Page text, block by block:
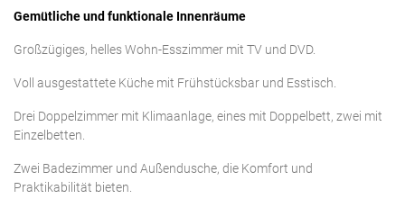
Gemütliche und funktionale Innenräume
Großzügiges, helles Wohn-Esszimmer mit TV und DVD.
Voll ausgestattete Küche mit Frühstücksbar und Esstisch.
Drei Doppelzimmer mit Klimaanlage, eines mit Doppelbett, zwei mit
Einzelbetten.
Zwei Badezimmer und Außendusche, die Komfort und
Praktikabilität bieten.